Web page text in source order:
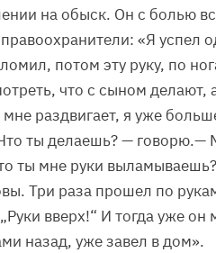
на обыск. Он с болью
«Я успел
потом эту руку, по
что с сыном делают,
раздвигает, я уже
ты делаешь? — говорю.—
ты мне руки
Три раза прошел по
вверх!“ И тогда уже
назад, уже завел в дом».